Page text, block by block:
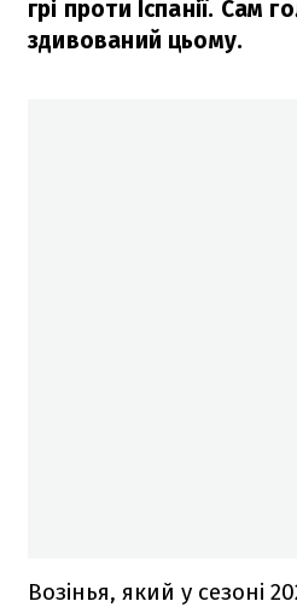
грі проти Іспанії. Сам
здивований цьому.
Возінья, який у сезоні